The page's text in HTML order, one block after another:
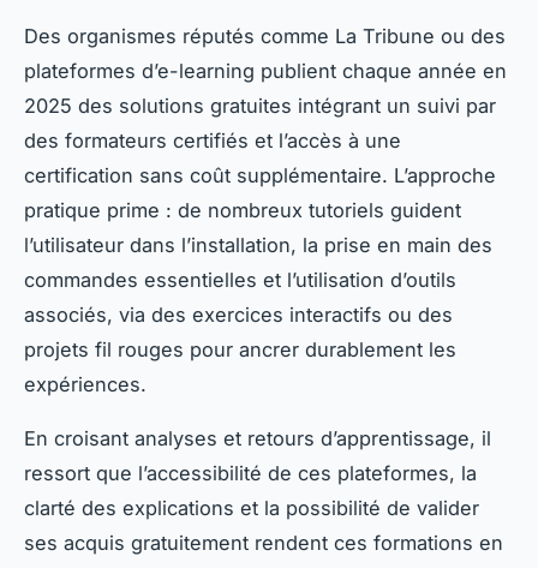
Des organismes réputés comme La Tribune ou des
plateformes d’e-learning publient chaque année en
2025 des solutions gratuites intégrant un suivi par
des formateurs certifiés et l’accès à une
certification sans coût supplémentaire. L’approche
pratique prime : de nombreux tutoriels guident
l’utilisateur dans l’installation, la prise en main des
commandes essentielles et l’utilisation d’outils
associés, via des exercices interactifs ou des
projets fil rouges pour ancrer durablement les
expériences.
En croisant analyses et retours d’apprentissage, il
ressort que l’accessibilité de ces plateformes, la
clarté des explications et la possibilité de valider
ses acquis gratuitement rendent ces formations en